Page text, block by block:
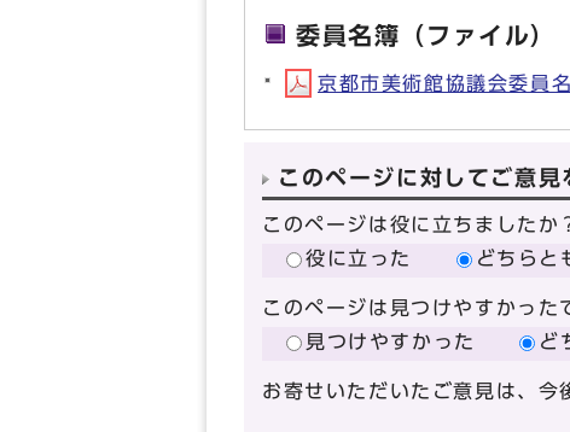
委員名簿（ファイル）
京都市美術館協議会委
このページに対してご意見
このページは役に立ちましたか
役に立った
どちらと
このページは見つけやすかった
見つけやすかった
ど
お寄せいただいたご意見は、今